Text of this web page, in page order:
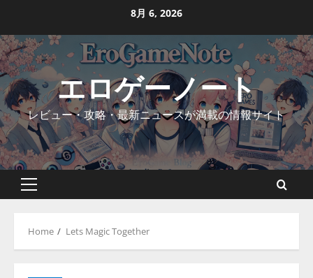
content
8月 6, 2026
エロゲーノート
レビュー・攻略・最新ニュースが満載の情報サイト
Primary
Home Lets Magic Together